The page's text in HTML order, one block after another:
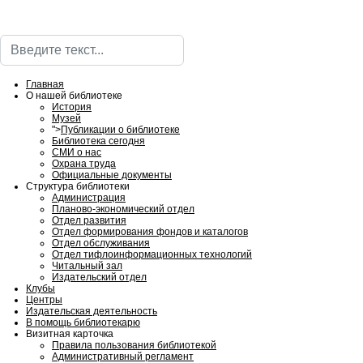
Поиск
Главная
О нашей библиотеке
История
Музей
">Публикации о библиотеке
Библиотека сегодня
СМИ о нас
Охрана труда
Официальные документы
Структура библиотеки
Администрация
Планово-экономический отдел
Отдел развития
Отдел формирования фондов и каталогов
Отдел обслуживания
Отдел тифлоинформационных технологий
Читальный зал
Издательский отдел
Клубы
Центры
Издательская деятельность
В помощь библиотекарю
Визитная карточка
Правила пользования библиотекой
Административный регламент